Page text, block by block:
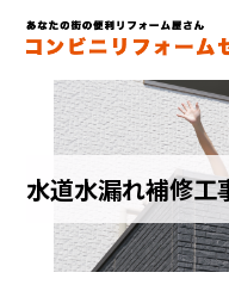
水道水漏れ補修工